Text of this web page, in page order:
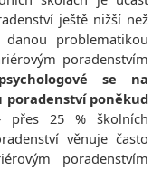
ještě nižší než
problematikou
poradenstvím
se na
poněkud
přes 25 % školních
věnuje často
poradenstvím